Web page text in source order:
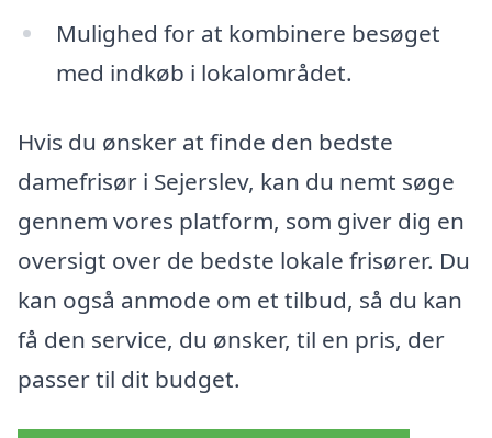
Mulighed for at kombinere besøget
med indkøb i lokalområdet.
Hvis du ønsker at finde den bedste
damefrisør i Sejerslev, kan du nemt søge
gennem vores platform, som giver dig en
oversigt over de bedste lokale frisører. Du
kan også anmode om et tilbud, så du kan
få den service, du ønsker, til en pris, der
passer til dit budget.